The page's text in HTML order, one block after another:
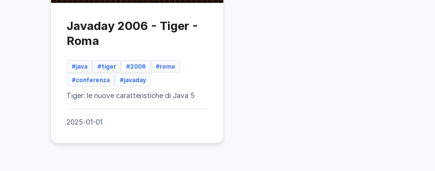
Javaday 2006 - Tiger -
Roma
#java #tiger #2006
#roma
#conferenza
#javaday
Tiger: le nuove caratteristiche di Java 5
2025-01-01